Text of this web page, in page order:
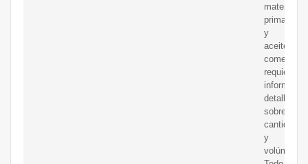
materia
prima
y
aceite
comestible
requieren
detallada
sobre
cantidades
y